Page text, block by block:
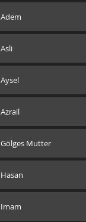
Adem
Asli
Aysel
Azrail
Gölges Mutter
Hasan
Imam